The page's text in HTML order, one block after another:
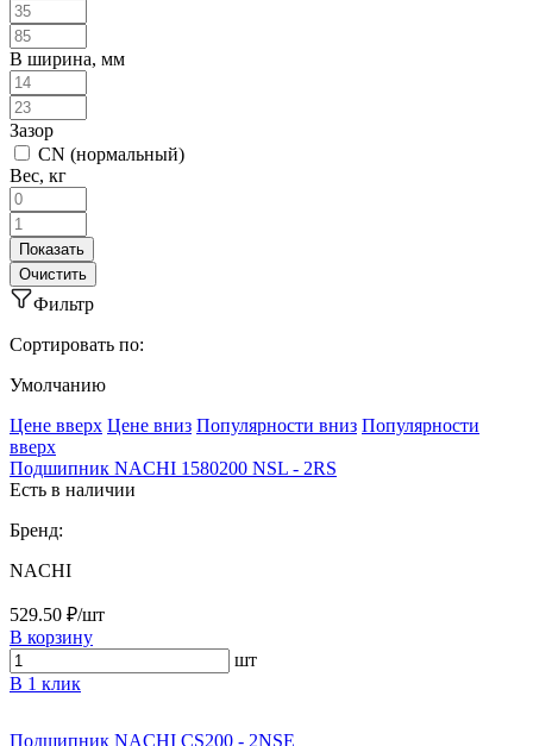
B ширина, мм
Зазор
CN (нормальный)
Вес, кг
Фильтр
Сортировать по:
Умолчанию
Ценe вверх Ценe вниз Популярности вниз Популярности
вверх
Подшипник NACHI 1580200 NSL - 2RS
Есть в наличии
Бренд:
NACHI
529.50 ₽/шт
В корзину
шт
В 1 клик
Подшипник NACHI CS200 - 2NSE